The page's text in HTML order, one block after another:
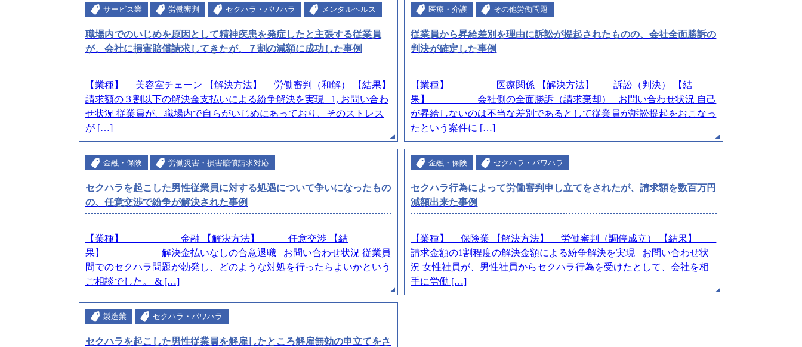
サービス業 労働審判 セクハラ・パワハラ メンタルヘルス
職場内でのいじめを原因として精神疾患を発症したと主張する従業員
が、会社に損害賠償請求してきたが、７割の減額に成功した事例
【業種】 美容室チェーン 【解決方法】 労働審判（和解） 【結果】
請求額の３割以下の解決金支払いによる紛争解決を実現 1, お問い合わ
せ状況 従業員が、職場内で自らがいじめにあっており、そのストレス
が […]
医療・介護 その他労働問題
従業員から昇給差別を理由に訴訟が提起されたものの、会社全面勝訴の
判決が確定した事例
【業種】 医療関係 【解決方法】 訴訟（判決） 【結
果】 会社側の全面勝訴（請求棄却） お問い合わせ状況 自己
が昇給しないのは不当な差別であるとして従業員が訴訟提起をおこなっ
たという案件に […]
金融・保険 労働災害・損害賠償請求対応
セクハラを起こした男性従業員に対する処遇について争いになったもの
の、任意交渉で紛争が解決された事例
【業種】 金融 【解決方法】 任意交渉 【結
果】 解決金払いなしの合意退職 お問い合わせ状況 従業員
間でのセクハラ問題が勃発し、どのような対処を行ったらよいかという
ご相談でした。 & […]
金融・保険 セクハラ・パワハラ
セクハラ行為によって労働審判申し立てをされたが、請求額を数百万円
減額出来た事例
【業種】 保険業 【解決方法】 労働審判（調停成立） 【結果】
請求金額の1割程度の解決金額による紛争解決を実現 お問い合わせ状
況 女性社員が、男性社員からセクハラ行為を受けたとして、会社を相
手に労働 […]
製造業 セクハラ・パワハラ
セクハラを起こした男性従業員を解雇したところ解雇無効の申立てをさ